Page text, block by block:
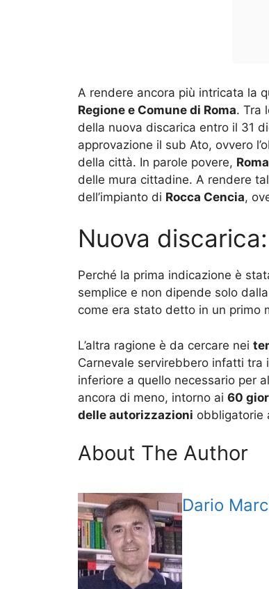
A rendere ancora più intricata la
Regione e Comune di Roma. Tra
della nuova discarica entro il 31
approvazione il sub Ato, ovvero
della città. In parole povere, Roma
delle mura cittadine. A rendere
dell’impianto di Rocca Cencia,
Nuova
Perché la prima indicazione è
semplice e non dipende solo
come era stato detto in un primo
L’altra ragione è da cercare nei
Carnevale servirebbero infatti
inferiore a quello necessario per
ancora di meno, intorno ai 60
delle autorizzazioni obbligatorie
About The Author
Dario